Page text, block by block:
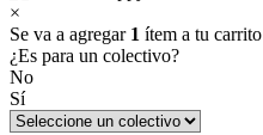
×
Se va a agregar 1 ítem a tu carrito
¿Es para un colectivo?
No
Sí